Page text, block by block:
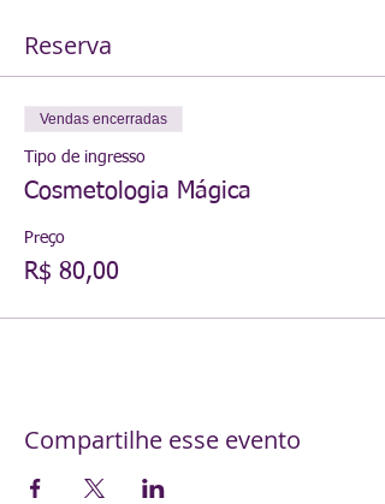
Reserva
Vendas encerradas
Tipo de ingresso
Cosmetologia Mágica
Preço
R$ 80,00
Compartilhe esse evento